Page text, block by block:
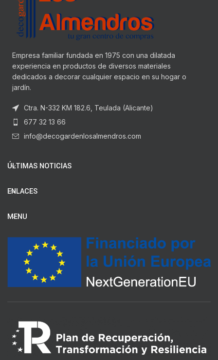
Empresa familiar fundada en 1975 con una dilatada
experiencia en productos de diversos materiales
dedicados a decorar cualquier espacio en su hogar o
jardín.
Ctra. N-332 KM 182.6, Teulada (Alicante)
677 32 13 66
info@decogardenlosalmendros.com
ÚLTIMAS NOTICIAS
ENLACES
MENU